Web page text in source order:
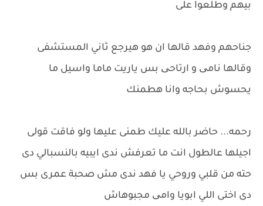
بيهم وطلعوا على
جناحهم وفهد قالها ان هو هيرجع ثاني المستشفى
وقالها نامی و ارتاحی بس ياريت ماما واسيل ما
يحسوش بحاجه وانا هطمنك
رحمه... حاضر بالله عليك طمنى عليها ولو فاقت قولى
اجيلها عالطول انت ما تعرفش ندى ايبيه بالنسبالي دى
حته من قلبي وروحي يا فهد ندى مش صحبة عمرى بس
دى اختى اللي ابويا وامی مجبوهاش